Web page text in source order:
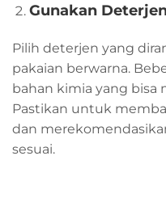
Gunakan
Pilih deterjen yang
pakaian berwarna.
bahan kimia yang bisa
Pastikan untuk
dan
sesuai.